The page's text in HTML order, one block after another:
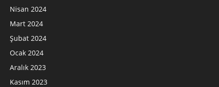
Nisan 2024
Mart 2024
Şubat 2024
Ocak 2024
Aralık 2023
Kasım 2023